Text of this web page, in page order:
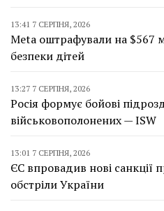
13:41 7 СЕРПНЯ, 2026
Meta оштрафували на $567
безпеки дітей
13:27 7 СЕРПНЯ, 2026
Росія формує бойові
військовополонених — ISW
13:01 7 СЕРПНЯ, 2026
ЄС впровадив нові санкції
обстріли України